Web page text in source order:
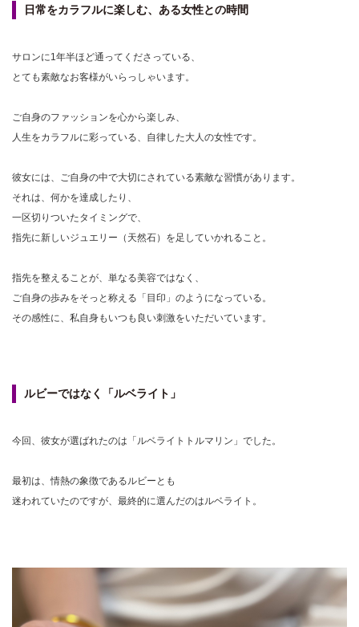
日常をカラフルに楽しむ、ある女性との時間
サロンに1年半ほど通ってくださっている、
とても素敵なお客様がいらっしゃいます。
ご自身のファッションを心から楽しみ、
人生をカラフルに彩っている、自律した大人の女性です。
彼女には、ご自身の中で大切にされている素敵な習慣があります。
それは、何かを達成したり、
一区切りついたタイミングで、
指先に新しいジュエリー（天然石）を足していかれること。
指先を整えることが、単なる美容ではなく、
ご自身の歩みをそっと称える「目印」のようになっている。
その感性に、私自身もいつも良い刺激をいただいています。
ルビーではなく「ルベライト」
今回、彼女が選ばれたのは「ルベライトトルマリン」でした。
最初は、情熱の象徴であるルビーとも
迷われていたのですが、最終的に選んだのはルベライト。